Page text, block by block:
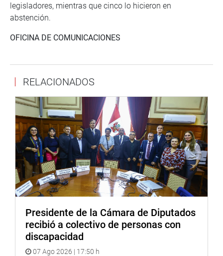
legisladores, mientras que cinco lo hicieron en
abstención.
OFICINA DE COMUNICACIONES
RELACIONADOS
Presidente de la Cámara de Diputados
recibió a colectivo de personas con
discapacidad
07 Ago 2026 | 17:50 h